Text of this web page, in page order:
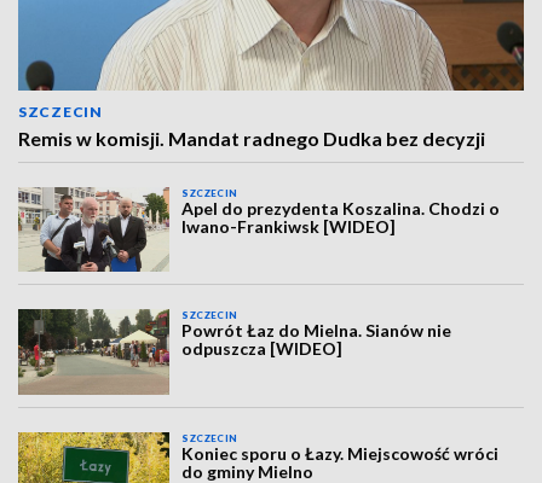
SZCZECIN
Remis w komisji. Mandat radnego Dudka bez decyzji
SZCZECIN
Apel do prezydenta Koszalina. Chodzi o
Iwano-Frankiwsk [WIDEO]
SZCZECIN
Powrót Łaz do Mielna. Sianów nie
odpuszcza [WIDEO]
SZCZECIN
Koniec sporu o Łazy. Miejscowość wróci
do gminy Mielno